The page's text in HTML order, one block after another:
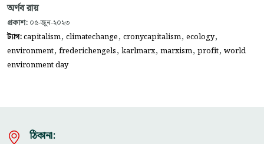
অর্ণব রায়
প্রকাশ: ০৫-জুন-২০২৩
ট্যাগ:capitalism, climatechange, cronycapitalism, ecology,
environment, frederichengels, karlmarx, marxism, profit, world
environment day
ঠিকানা: